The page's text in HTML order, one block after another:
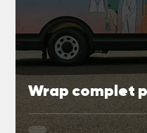
Wrap complet